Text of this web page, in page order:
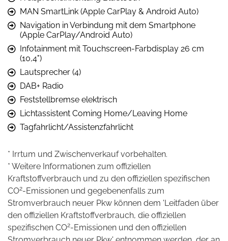
MAN SmartLink (Apple CarPlay & Android Auto)
Navigation in Verbindung mit dem Smartphone
(Apple CarPlay/Android Auto)
Infotainment mit Touchscreen-Farbdisplay 26 cm
(10,4")
Lautsprecher (4)
DAB+ Radio
Feststellbremse elektrisch
Lichtassistent Coming Home/Leaving Home
Tagfahrlicht/Assistenzfahrlicht
* Irrtum und Zwischenverkauf vorbehalten.
* Weitere Informationen zum offiziellen
Kraftstoffverbrauch und zu den offiziellen spezifischen
CO2-Emissionen und gegebenenfalls zum
Stromverbrauch neuer Pkw können dem 'Leitfaden über
den offiziellen Kraftstoffverbrauch, die offiziellen
spezifischen CO2-Emissionen und den offiziellen